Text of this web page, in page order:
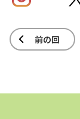
前の回